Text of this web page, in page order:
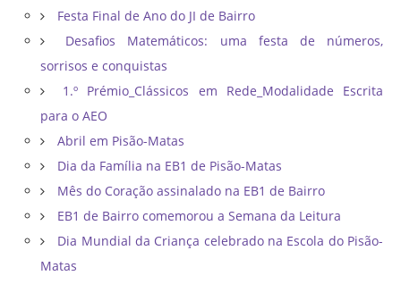
Festa Final de Ano do JI de Bairro
Desafios Matemáticos: uma festa de números,
sorrisos e conquistas
1.º Prémio_Clássicos em Rede_Modalidade Escrita
para o AEO
Abril em Pisão-Matas
Dia da Família na EB1 de Pisão-Matas
Mês do Coração assinalado na EB1 de Bairro
EB1 de Bairro comemorou a Semana da Leitura
Dia Mundial da Criança celebrado na Escola do Pisão-
Matas